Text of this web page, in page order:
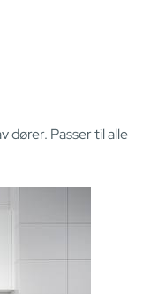
dører. Passer til alle